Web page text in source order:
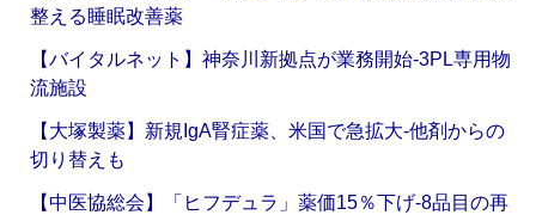
整える睡眠改善薬
【バイタルネット】神奈川新拠点が業務開始‐3PL専用物
流施設
【大塚製薬】新規IgA腎症薬、米国で急拡大‐他剤からの
切り替えも
【中医協総会】「ヒフデュラ」薬価15％下げ‐8品目の再